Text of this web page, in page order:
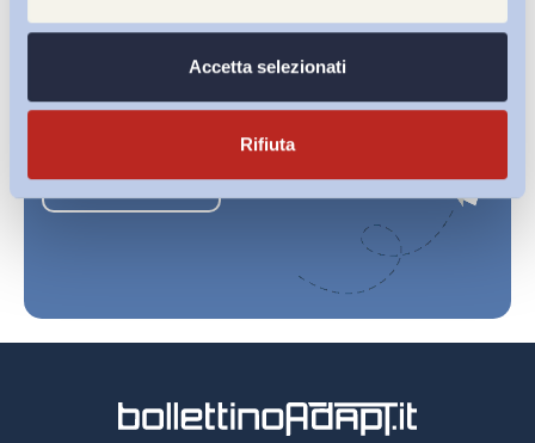
Accetta selezionati
Rifiuta
Iscriviti